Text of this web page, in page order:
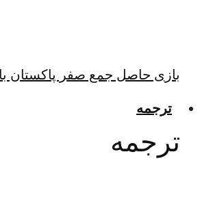
بازی حاصل جمع صفر پاکستان
ترجمه
ترجمه